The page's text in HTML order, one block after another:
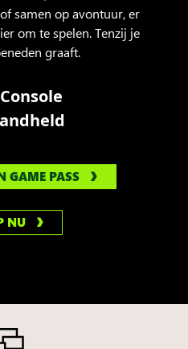
samen op avontuur, er
om te spelen. Tenzij je
graaft.
GAME PASS
NU